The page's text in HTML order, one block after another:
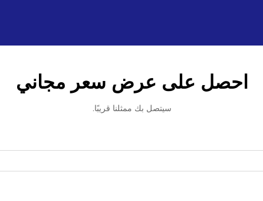
احصل على عرض سعر مجاني
سيتصل بك ممثلنا قريبًا.